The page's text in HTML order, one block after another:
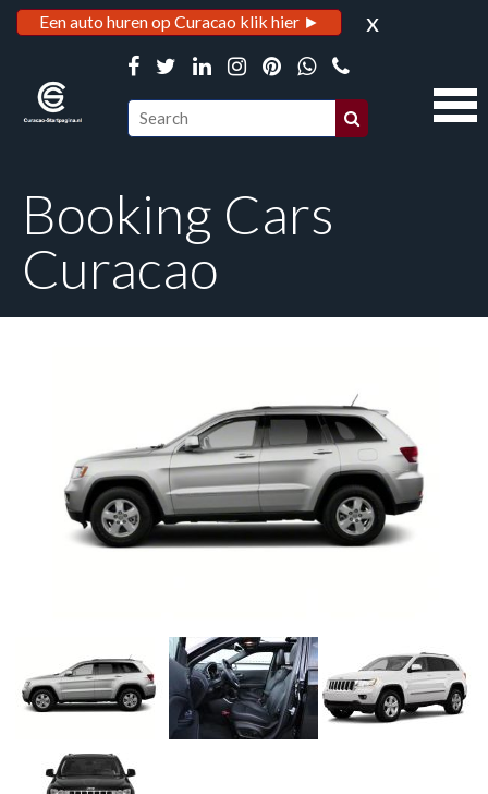
Een auto huren op Curacao klik hier ► x
Booking Cars
Curacao